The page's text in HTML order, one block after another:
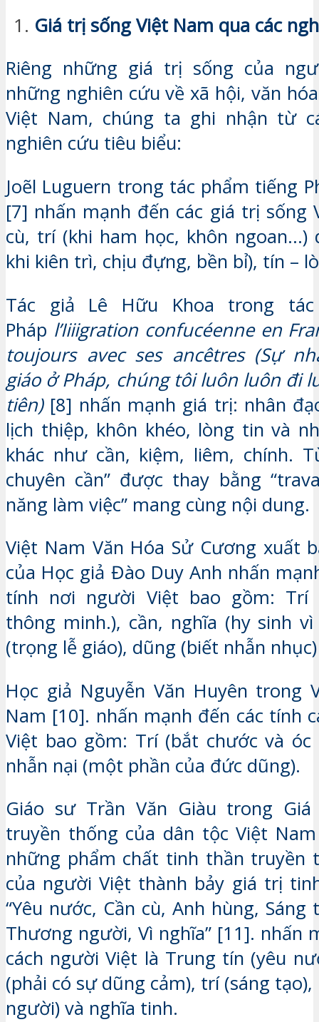
Giá trị sống Việt Nam qua các
Riêng những giá trị sống của
những nghiên cứu về xã hội, văn
Việt Nam, chúng ta ghi nhận từ
nghiên cứu tiêu biểu:
Joẽl Luguern trong tác phẩm tiếng
[7] nhấn mạnh đến các giá trị sống
cù, trí (khi ham học, khôn ngoan…)
khi kiên trì, chịu đựng, bền bỉ), tín –
Tác giả Lê Hữu Khoa trong
Pháp l’Iiiigration confucéenne en
toujours avec ses ancêtres (Sự
giáo ở Pháp, chúng tôi luôn luôn đi
tiên)[8] nhấn mạnh giá trị: nhân
lịch thiệp, khôn khéo, lòng tin và
khác như cần, kiệm, liêm, chính.
chuyên cần” được thay bằng
năng làm việc” mang cùng nội dung.
Việt Nam Văn Hóa Sử Cương xuất
của Học giả Đào Duy Anh nhấn
tính nơi người Việt bao gồm: Trí
thông minh.), cần, nghĩa (hy sinh
(trọng lễ giáo), dũng (biết nhẫn
Học giả Nguyễn Văn Huyên trong
Nam [10]. nhấn mạnh đến các tính
Việt bao gồm: Trí (bắt chước và óc
nhẫn nại (một phần của đức dũng).
Giáo sư Trần Văn Giàu trong
truyền thống của dân tộc Việt
những phẩm chất tinh thần truyền
của người Việt thành bảy giá trị
“Yêu nước, Cần cù, Anh hùng, Sáng
Thương người, Vì nghĩa” [11]. nhấn
cách người Việt là Trung tín (yêu
(phải có sự dũng cảm), trí (sáng
người) và nghĩa tinh.